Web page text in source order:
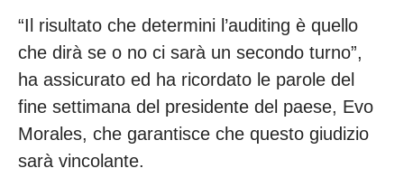
“Il risultato che determini l’auditing è quello
che dirà se o no ci sarà un secondo turno”,
ha assicurato ed ha ricordato le parole del
fine settimana del presidente del paese, Evo
Morales, che garantisce che questo giudizio
sarà vincolante.